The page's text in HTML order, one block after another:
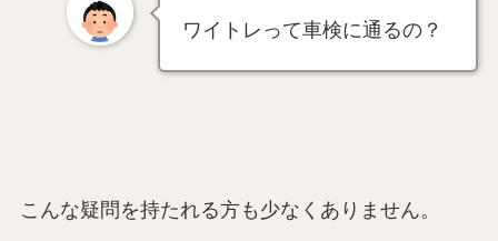
ワイトレって車検に通るの？
こんな疑問を持たれる方も少なくありません。